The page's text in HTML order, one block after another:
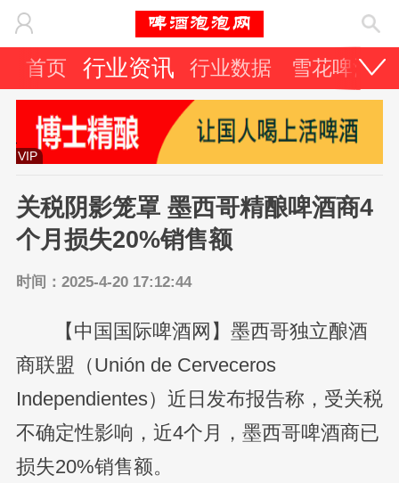
首页 行业资讯 行业数据 雪花啤酒
VIP
关税阴影笼罩 墨西哥精酿啤酒商4
个月损失20%销售额
时间：2025-4-20 17:12:44
【中国国际啤酒网】墨西哥独立酿酒
商联盟（Unión de Cerveceros
Independientes）近日发布报告称，受关税
不确定性影响，近4个月，墨西哥啤酒商已
损失20%销售额。